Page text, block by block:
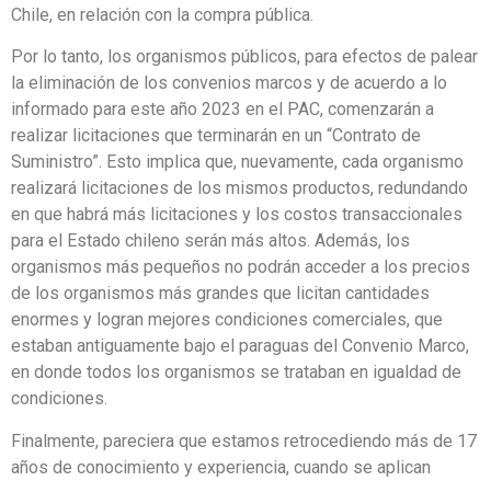
Chile, en relación con la compra pública.
Por lo tanto, los organismos públicos, para efectos de palear
la eliminación de los convenios marcos y de acuerdo a lo
informado para este año 2023 en el PAC, comenzarán a
realizar licitaciones que terminarán en un “Contrato de
Suministro”. Esto implica que, nuevamente, cada organismo
realizará licitaciones de los mismos productos, redundando
en que habrá más licitaciones y los costos transaccionales
para el Estado chileno serán más altos. Además, los
organismos más pequeños no podrán acceder a los precios
de los organismos más grandes que licitan cantidades
enormes y logran mejores condiciones comerciales, que
estaban antiguamente bajo el paraguas del Convenio Marco,
en donde todos los organismos se trataban en igualdad de
condiciones.
Finalmente, pareciera que estamos retrocediendo más de 17
años de conocimiento y experiencia, cuando se aplican